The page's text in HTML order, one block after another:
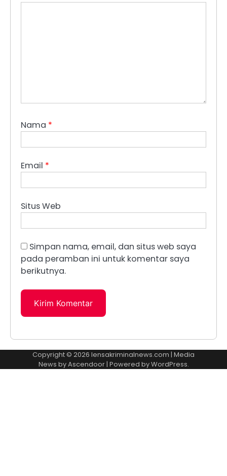
Nama *
Email *
Situs Web
Simpan nama, email, dan situs web saya
pada peramban ini untuk komentar saya
berikutnya.
Copyright © 2026 lensakriminalnews.com | Media
News byAscendoor| Powered byWordPress.